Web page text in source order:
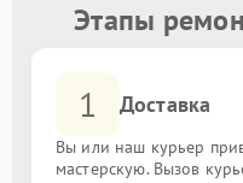
Этапы
1 Доставка
Вы или наш курьер
мастерскую. Вызов